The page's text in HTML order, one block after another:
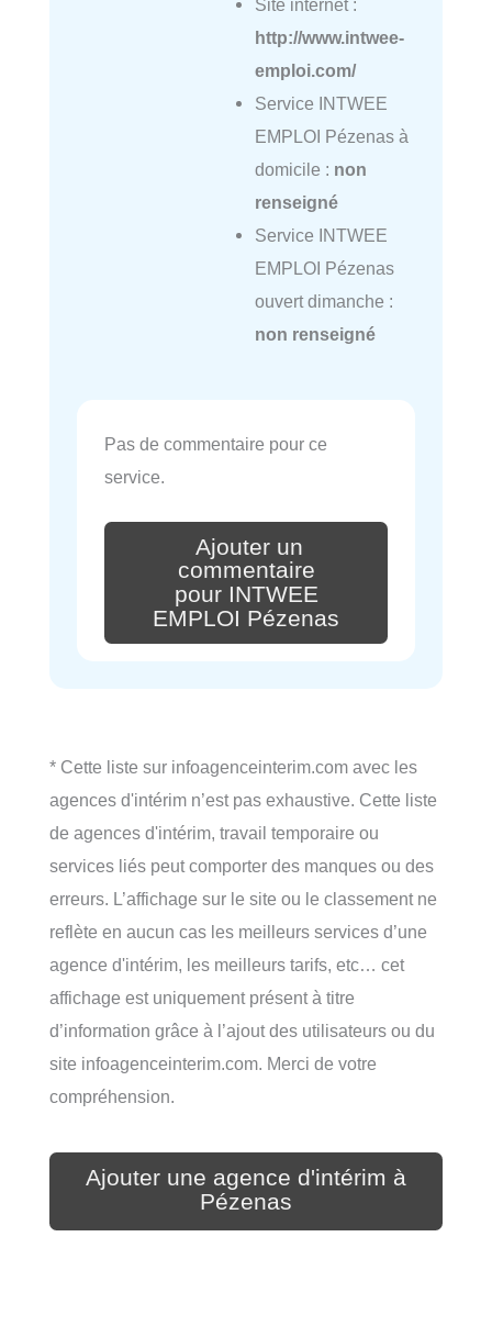
Site internet :
http://www.intwee-
emploi.com/
Service INTWEE
EMPLOI Pézenas à
domicile : non
renseigné
Service INTWEE
EMPLOI Pézenas
ouvert dimanche :
non renseigné
Pas de commentaire pour ce
service.
Ajouter un
commentaire
pour INTWEE
EMPLOI Pézenas
* Cette liste sur infoagenceinterim.com avec les
agences d'intérim n’est pas exhaustive. Cette liste
de agences d'intérim, travail temporaire ou
services liés peut comporter des manques ou des
erreurs. L’affichage sur le site ou le classement ne
reflète en aucun cas les meilleurs services d’une
agence d'intérim, les meilleurs tarifs, etc… cet
affichage est uniquement présent à titre
d’information grâce à l’ajout des utilisateurs ou du
site infoagenceinterim.com. Merci de votre
compréhension.
Ajouter une agence d'intérim à
Pézenas